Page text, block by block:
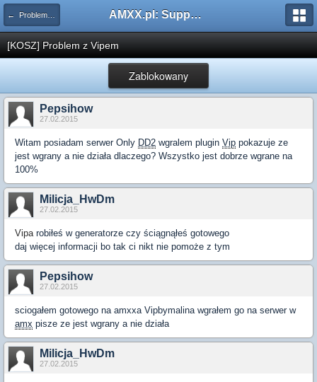
← Problemy z pluginami AMXX.pl: Support AMX Mod X i SourceMod
[KOSZ] Problem z Vipem
Zablokowany
Pepsihow
27.02.2015
Witam posiadam serwer Only DD2 wgralem plugin Vip pokazuje ze
jest wgrany a nie działa dlaczego? Wszystko jest dobrze wgrane na
100%
Milicja_HwDm
27.02.2015
Vipa robiłeś w generatorze czy ściągnąłeś gotowego
daj więcej informacji bo tak ci nikt nie pomoże z tym
Pepsihow
27.02.2015
sciogałem gotowego na amxxa Vipbymalina wgrałem go na serwer w
amx pisze ze jest wgrany a nie działa
Milicja_HwDm
27.02.2015